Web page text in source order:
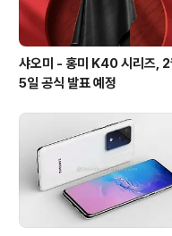
샤오미 - 홍미 K40 시리즈,
5일 공식 발표 예정